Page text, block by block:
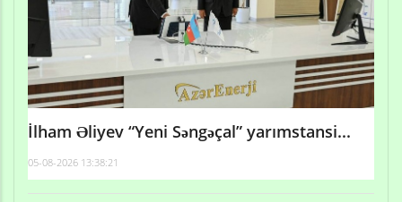
İlham Əliyev “Yeni Səngəçal” yarımstansi...
05-08-2026 13:38:21